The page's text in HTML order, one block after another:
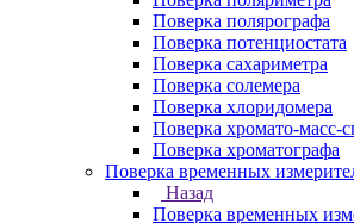
Поверка полярографа
Поверка потенциостата
Поверка сахариметра
Поверка солемера
Поверка хлоридомера
Поверка хромато-масс-
Поверка хроматографа
Поверка временных
Назад
Поверка временных